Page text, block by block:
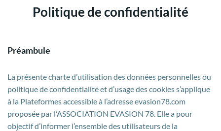
Politique de confidentialité
Préambule
La présente charte d’utilisation des données personnelles ou
politique de confidentialité et d’usage des cookies s’applique
à la Plateformes accessible à l’adresse evasion78.com
proposée par l’ASSOCIATION EVASION 78. Elle a pour
objectif d’informer l’ensemble des utilisateurs de la